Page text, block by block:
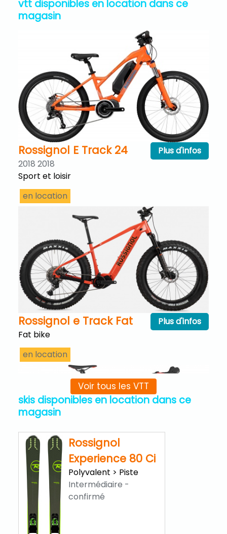
vtt disponibles en location dans ce
magasin
Plus d'infos
Rossignol E Track 24
2018 2018
Sport et loisir
en location
Plus d'infos
Rossignol e Track Fat
Fat bike
en location
Scott Addict
30 Disc 2020
Route
Voir tous les VTT
skis disponibles en location dans ce
magasin
Rossignol
Experience 80 Ci
Polyvalent > Piste
Intermédiaire -
confirmé